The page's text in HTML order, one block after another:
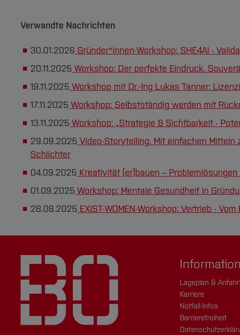
Verwandte Nachrichten
30.01.2026 Gründer*innen-Workshop: SHE4AI -
20.11.2025 Workshop: Der perfekte Eindruck.
19.11.2025 Workshop mit Dr.-Ing Lukas Tanner:
17.11.2025 Workshop: Selbstständig werden mit
13.11.2025 Workshop: „Strategie & Sichtbarkeit -
29.09.2025 Video-Storytelling. Mit einfachen
Schlichter
04.09.2025 Kreativität (er)bauen – Problemlösungen
01.09.2025 Workshop: Mentale Gesundheit in
28.08.2025 EXIST-WOMEN-Workshop: Vertrieb -
Lageplan &
Karriere
Notfall-Infos
Barrierefreiheit